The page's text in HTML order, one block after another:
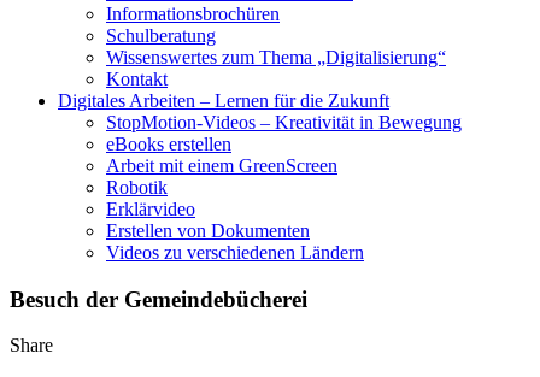
Informationsbrochüren
Schulberatung
Wissenswertes zum Thema „Digitalisierung“
Kontakt
Digitales Arbeiten – Lernen für die Zukunft
StopMotion-Videos – Kreativität in Bewegung
eBooks erstellen
Arbeit mit einem GreenScreen
Robotik
Erklärvideo
Erstellen von Dokumenten
Videos zu verschiedenen Ländern
Besuch der Gemeindebücherei
Share